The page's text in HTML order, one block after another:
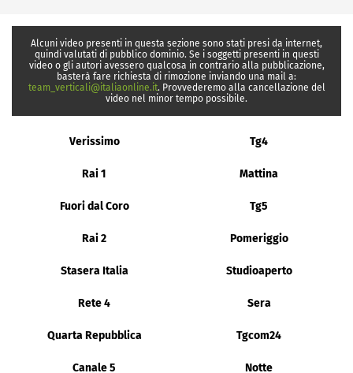
Alcuni video presenti in questa sezione sono stati presi da internet,
quindi valutati di pubblico dominio. Se i soggetti presenti in questi
video o gli autori avessero qualcosa in contrario alla pubblicazione,
basterà fare richiesta di rimozione inviando una mail a:
team_verticali@italiaonline.it. Provvederemo alla cancellazione del
video nel minor tempo possibile.
Verissimo Tg4
Rai 1 Mattina
Fuori dal Coro Tg5
Rai 2 Pomeriggio
Stasera Italia Studioaperto
Rete 4 Sera
Quarta Repubblica Tgcom24
Canale 5 Notte